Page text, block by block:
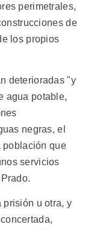
perimetrales,
de
los propios
deterioradas "y
agua potable,
negras, el
población que
servicios
prisión u otra, y